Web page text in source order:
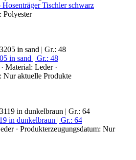
Tischler schwarz
Polyester
in sand | Gr.: 48
Material: Leder ·
Nur aktuelle Produkte
in dunkelbraun | Gr.: 64
· Produkterzeugungsdatum: Nur